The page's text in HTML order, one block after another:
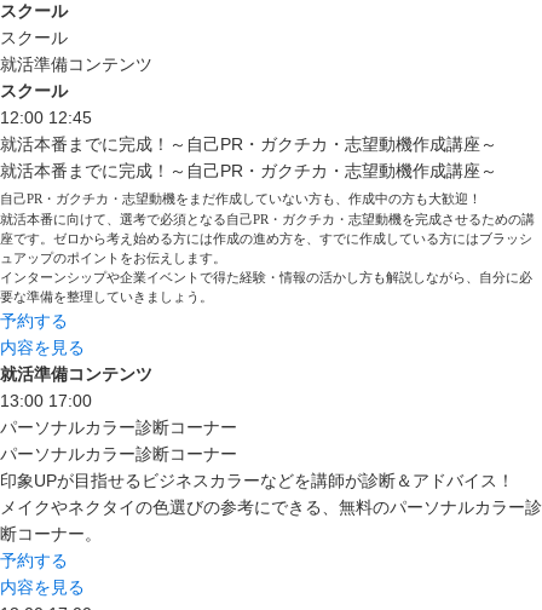
スクール
スクール
就活準備コンテンツ
スクール
12:00 12:45
就活本番までに完成！～自己PR・ガクチカ・志望動機作成講座～
就活本番までに完成！～自己PR・ガクチカ・志望動機作成講座～
自己PR・ガクチカ・志望動機をまだ作成していない方も、作成中の方も大歓迎！
就活本番に向けて、選考で必須となる自己PR・ガクチカ・志望動機を完成させるための講
座です。ゼロから考え始める方には作成の進め方を、すでに作成している方にはブラッシ
ュアップのポイントをお伝えします。
インターンシップや企業イベントで得た経験・情報の活かし方も解説しながら、自分に必
要な準備を整理していきましょう。
予約する
内容を見る
就活準備コンテンツ
13:00 17:00
パーソナルカラー診断コーナー
パーソナルカラー診断コーナー
印象UPが目指せるビジネスカラーなどを講師が診断＆アドバイス！
メイクやネクタイの色選びの参考にできる、無料のパーソナルカラー診
断コーナー。
予約する
内容を見る